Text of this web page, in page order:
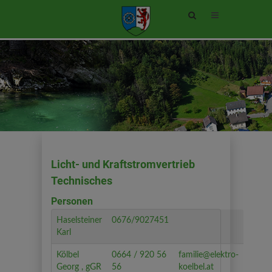
Site
toggle
Licht- und Kraftstromvertrieb
Technisches
Personen
Haselsteiner
Karl
0676/9027451
Kölbel
Georg , gGR
0664 / 920 56
56
familie@elektro-
koelbel.at